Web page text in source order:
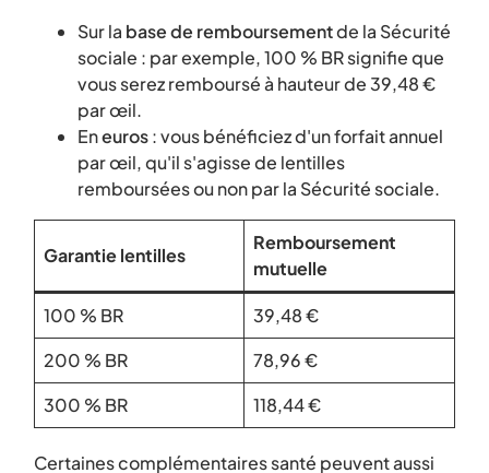
Sur la base de remboursementde la Sécurité
sociale : par exemple, 100 % BR signifie que
vous serez remboursé à hauteur de 39,48 €
par œil.
Eneuros: vous bénéficiez d'un forfait annuel
par œil, qu'il s'agisse de lentilles
remboursées ou non par la Sécurité sociale.
Garantie lentilles
Remboursement
mutuelle
100 % BR
39,48 €
200 % BR
78,96 €
300 % BR
118,44 €
Certaines complémentaires santé peuvent aussi